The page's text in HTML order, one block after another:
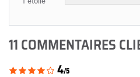
11 COMMENTAIRES
4/5